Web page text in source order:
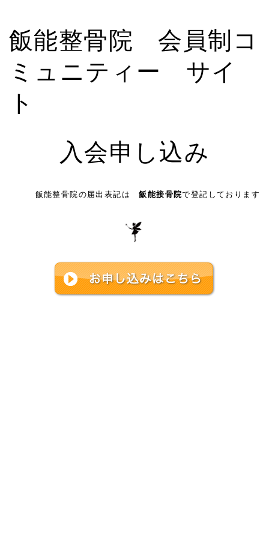
飯能整骨院 会員制コ
ミュニティー サイ
ト
入会申し込み
飯能整骨院の届出表記は飯能接骨院で登記しております